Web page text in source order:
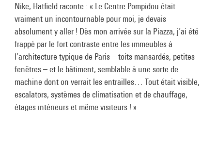
Nike, Hatfield raconte : « Le Centre Pompidou était
vraiment un incontournable pour moi, je devais
absolument y aller ! Dès mon arrivée sur la Piazza, j’ai été
frappé par le fort contraste entre les immeubles à
l’architecture typique de Paris – toits mansardés, petites
fenêtres – et le bâtiment, semblable à une sorte de
machine dont on verrait les entrailles… Tout était visible,
escalators, systèmes de climatisation et de chauffage,
étages intérieurs et même visiteurs ! »